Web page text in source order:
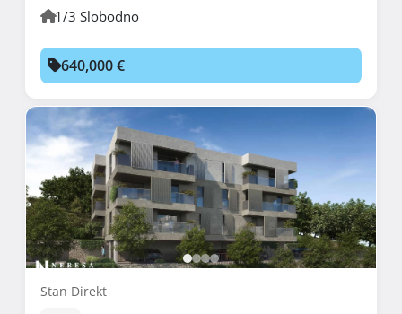
1/3 Slobodno
640,000 €
Stan Direkt